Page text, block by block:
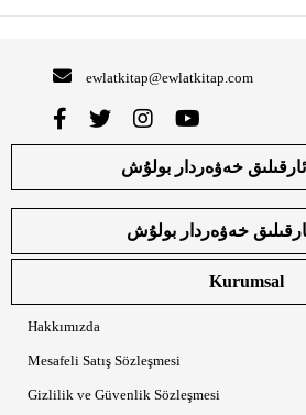
ewlatkitap@ewlatkitap.com
خەۋەردار بولۇش
خەۋەردار بولۇش
Kurumsal
Hakkımızda
Mesafeli Satış Sözleşmesi
Gizlilik ve Güvenlik Sözleşmesi